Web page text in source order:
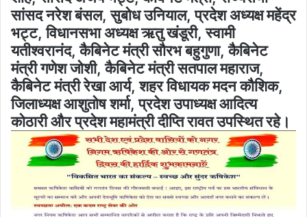
सांसद नरेश बंसल, सुबोध उनियाल, प्रदेश अध्यक्ष महेंद्र
भट्ट, विधानसभा अध्यक्ष ऋतु खंडूरी, स्वामी
यतीश्वरानंद, कैबिनेट मंत्री सौरभ बहुगुणा, कैबिनेट
मंत्री गणेश जोशी, कैबिनेट मंत्री सतपाल महाराज,
कैबिनेट मंत्री रेखा आर्य, शहर विधायक मदन कौशिक,
जिलाध्यक्ष आशुतोष शर्मा, प्रदेश उपाध्यक्ष आदित्य
कोठारी और प्रदेश महामंत्री दीप्ति रावत उपस्थित रहे।